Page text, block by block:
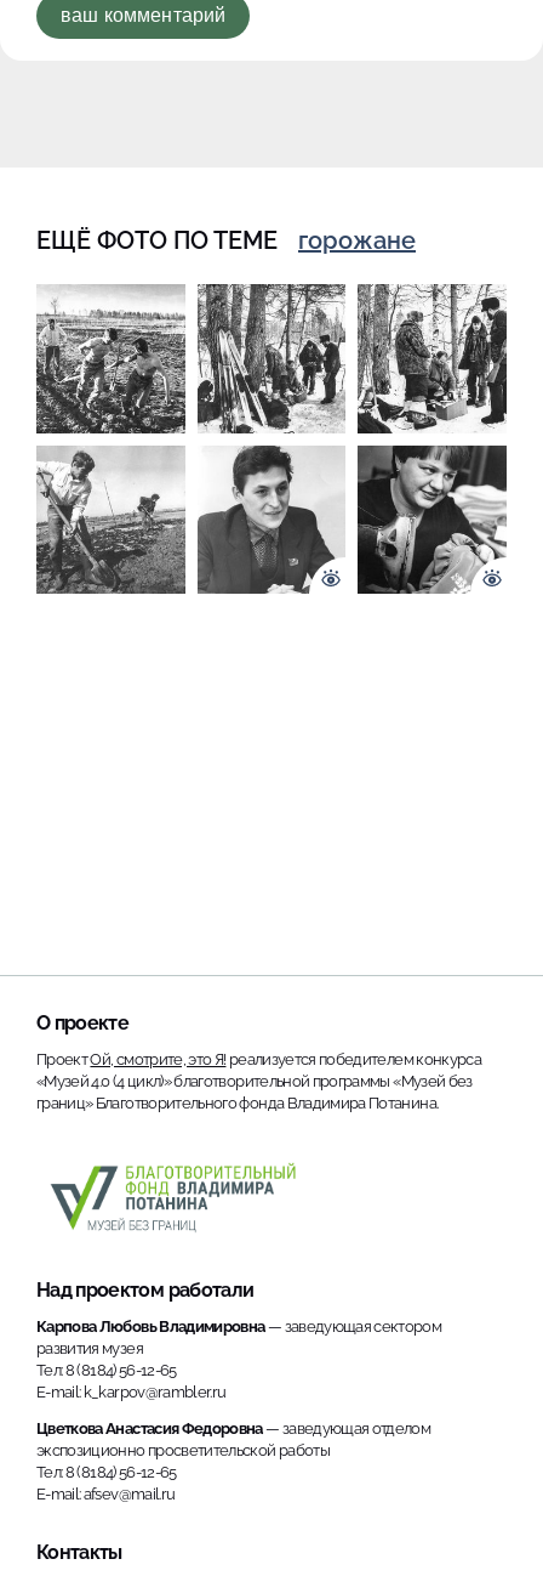
ваш комментарий
ЕЩЁ ФОТО ПО ТЕМЕ горожане
О проекте
ПроектОй, смотрите, это Я! реализуется победителем конкурса
«Музей 4.0 (4 цикл)» благотворительной программы «Музей без
границ» Благотворительного фонда Владимира Потанина.
Над проектом работали
Карпова Любовь Владимировна— заведующая сектором
развития музея
Тел: 8 (8184) 56-12-65
E-mail: k_karpov@rambler.ru
Цветкова Анастасия Федоровна— заведующая отделом
экспозиционно просветительской работы
Тел: 8 (8184) 56-12-65
E-mail: afsev@mail.ru
Контакты